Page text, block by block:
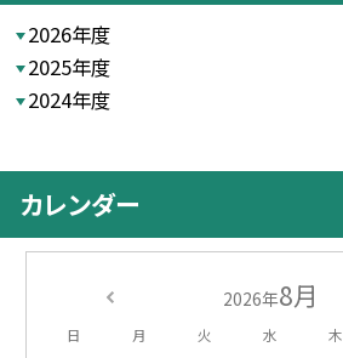
2026年度
2025年度
2024年度
カレンダー
2026年8月
日 月 火 水 木